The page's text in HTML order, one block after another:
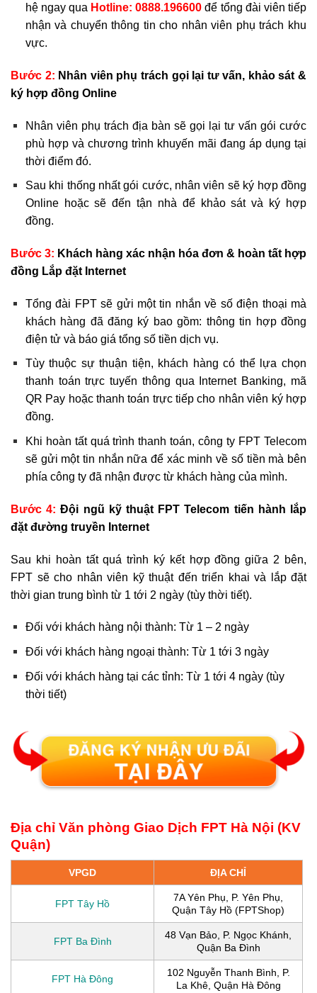
hệ ngay qua Hotline:0888.196600 để tổng đài viên tiếp
nhận và chuyển thông tin cho nhân viên phụ trách khu
vực.
Bước 2: Nhân viên phụ trách gọi lại tư vấn, khảo sát &
ký hợp đồng Online
Nhân viên phụ trách địa bàn sẽ gọi lại tư vấn gói cước
phù hợp và chương trình khuyến mãi đang áp dụng tại
thời điểm đó.
Sau khi thống nhất gói cước, nhân viên sẽ ký hợp đồng
Online hoặc sẽ đến tận nhà để khảo sát và ký hợp
đồng.
Bước 3: Khách hàng xác nhận hóa đơn & hoàn tất hợp
đồng Lắp đặt Internet
Tổng đài FPT sẽ gửi một tin nhắn về số điện thoại mà
khách hàng đã đăng ký bao gồm: thông tin hợp đồng
điện tử và báo giá tổng số tiền dịch vụ.
Tùy thuộc sự thuận tiện, khách hàng có thể lựa chọn
thanh toán trực tuyến thông qua Internet Banking, mã
QR Pay hoặc thanh toán trực tiếp cho nhân viên ký hợp
đồng.
Khi hoàn tất quá trình thanh toán, công ty FPT Telecom
sẽ gửi một tin nhắn nữa để xác minh về số tiền mà bên
phía công ty đã nhận được từ khách hàng của mình.
Bước 4: Đội ngũ kỹ thuật FPT Telecom tiến hành lắp
đặt đường truyền Internet
Sau khi hoàn tất quá trình ký kết hợp đồng giữa 2 bên,
FPT sẽ cho nhân viên kỹ thuật đến triển khai và lắp đặt
thời gian trung bình từ 1 tới 2 ngày (tùy thời tiết).
Đối với khách hàng nội thành: Từ 1 – 2 ngày
Đối với khách hàng ngoại thành: Từ 1 tới 3 ngày
Đối với khách hàng tại các tỉnh: Từ 1 tới 4 ngày (tùy
thời tiết)
Địa chỉ Văn phòng Giao Dịch FPT Hà Nội (KV
Quận)
VPGD ĐỊA CHỈ
FPT Tây Hồ
7A Yên Phụ, P. Yên Phụ,
Quận Tây Hồ (FPTShop)
FPT Ba Đình
48 Vạn Bảo, P. Ngọc Khánh,
Quận Ba Đình
FPT Hà Đông
102 Nguyễn Thanh Bình, P.
La Khê, Quận Hà Đông